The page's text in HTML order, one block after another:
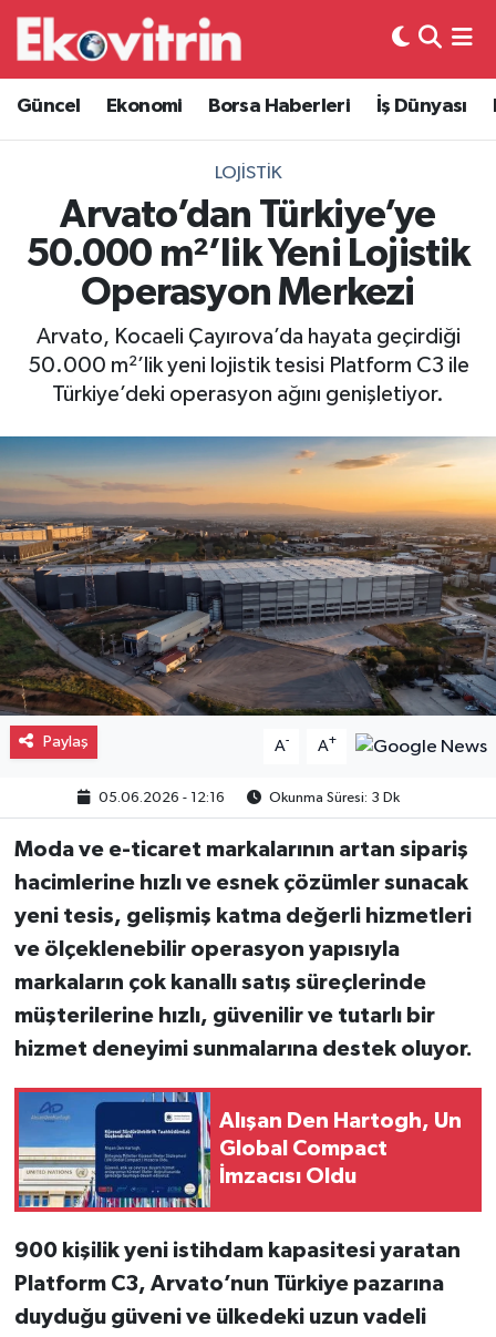
Güncel Ekonomi Borsa Haberleri İş Dünyası
LOJISTIK
Arvato’dan Türkiye’ye
50.000 m²’lik Yeni Lojistik
Operasyon Merkezi
Arvato, Kocaeli Çayırova’da hayata geçirdiği
50.000 m²’lik yeni lojistik tesisi Platform C3 ile
Türkiye’deki operasyon ağını genişletiyor.
Paylaş A- A+
05.06.2026 - 12:16 Okunma Süresi: 3 Dk
Moda ve e-ticaret markalarının artan sipariş
hacimlerine hızlı ve esnek çözümler sunacak
yeni tesis, gelişmiş katma değerli hizmetleri
ve ölçeklenebilir operasyon yapısıyla
markaların çok kanallı satış süreçlerinde
müşterilerine hızlı, güvenilir ve tutarlı bir
hizmet deneyimi sunmalarına destek oluyor.
Alışan Den Hartogh, Un
Global Compact
İmzacısı Oldu
900 kişilik yeni istihdam kapasitesi yaratan
Platform C3, Arvato’nun Türkiye pazarına
duyduğu güveni ve ülkedeki uzun vadeli
Güncel
Ekonomi
Borsa Haberleri
İş Dünyası
Lojistik
Otovitrin
Magazin
Gayrimenkul
Spor
Eğitim
Hava Durumu
Trafik Durumu
Süper Lig Puan Durumu ve Fikstür
Tüm Manşetler
Son Dakika Haberleri
Haber Arşivi